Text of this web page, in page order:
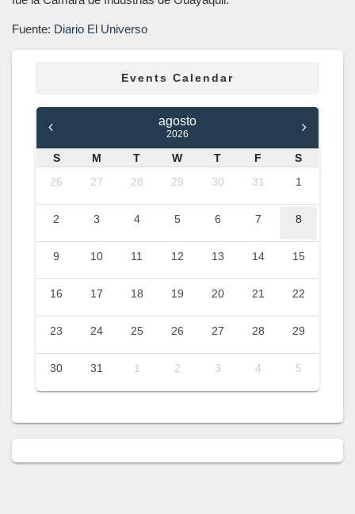
Fuente: Diario El Universo
Events Calendar
agosto
2026
S M T W T F
S
26
27 28 29 30 31 1
2 3 4 5 6 7 8
9 10 11 12 13 14 15
16 17 18 19 20 21 22
23 24 25 26 27 28 29
30 31 1 2 3 4 5